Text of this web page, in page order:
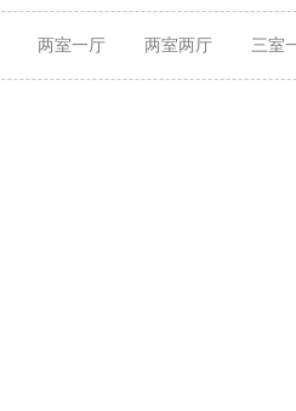
两室一厅 两室两厅 三室